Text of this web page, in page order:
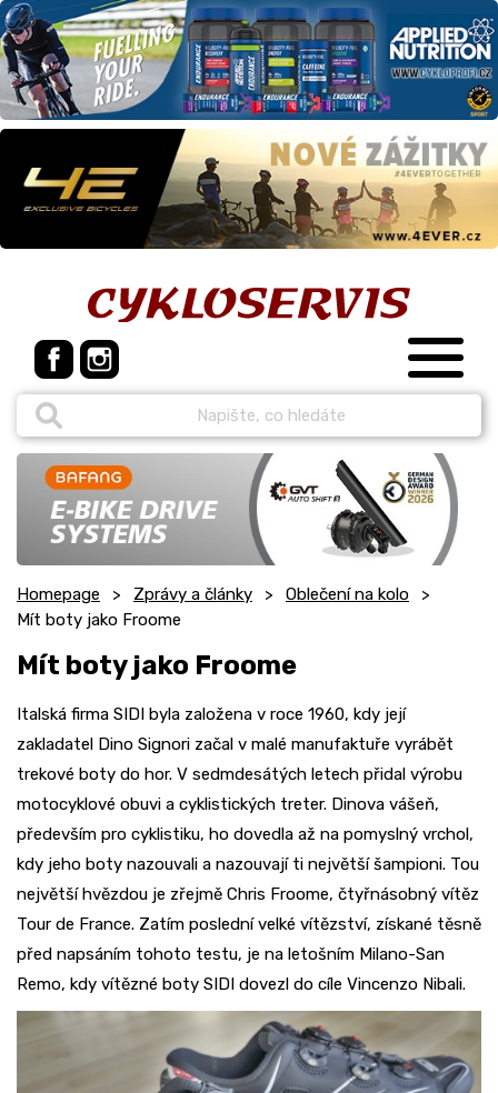
Homepage Zprávy a články
Oblečení na kolo
Mít boty jako Froome
Mít boty jako Froome
Italská firma SIDI byla založena v roce 1960, kdy její
zakladatel Dino Signori začal v malé manufaktuře vyrábět
trekové boty do hor. V sedmdesátých letech přidal výrobu
motocyklové obuvi a cyklistických treter. Dinova vášeň,
především pro cyklistiku, ho dovedla až na pomyslný vrchol,
kdy jeho boty nazouvali a nazouvají ti největší šampioni. Tou
největší hvězdou je zřejmě Chris Froome, čtyřnásobný vítěz
Tour de France. Zatím poslední velké vítězství, získané těsně
před napsáním tohoto testu, je na letošním Milano-San
Remo, kdy vítězné boty SIDI dovezl do cíle Vincenzo Nibali.